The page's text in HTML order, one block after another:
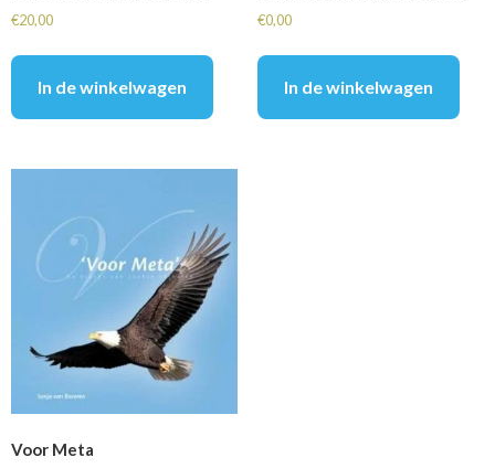
€20,00
In de winkelwagen
€0,00
In de winkelwagen
Voor Meta